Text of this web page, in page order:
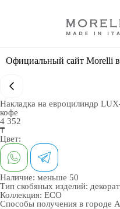
Официальный сайт Morelli
Накладка на евроцилиндр
кофе
4 352
₸
Цвет:
Наличие: меньше 50
Тип скобяных изделий:
Коллекция: ECO
Способы получения в городе